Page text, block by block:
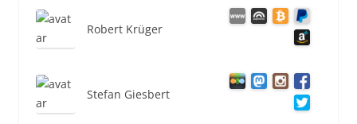
Robert Krüger
Stefan Giesbert